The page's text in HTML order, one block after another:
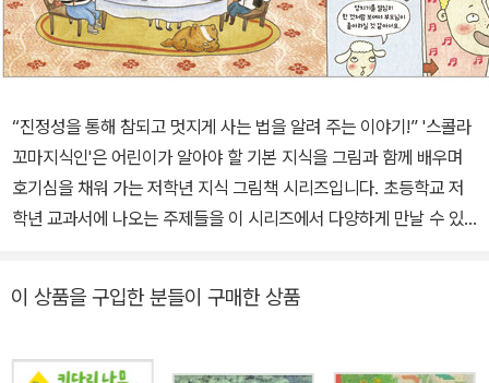
“진정성을 통해 참되고 멋지게 사는 법을 알려 주는 이야기!” '스콜라
꼬마지식인'은 어린이가 알아야 할 기본 지식을 그림과 함께 배우며
호기심을 채워 가는 저학년 지식 그림책 시리즈입니다. 초등학교 저
학년 교과서에 나오는 주제들을 이 시리즈에서 다양하게 만날 수 있
소년이 자신의 모습을 돌아보면서 참되고 멋지게 사는 법을 알아 가
보면서 나누는 양들의 대화에서도 진정성의 참뜻을 배울 수 있습니
이 상품을 구입한 분들이 구매한 상품